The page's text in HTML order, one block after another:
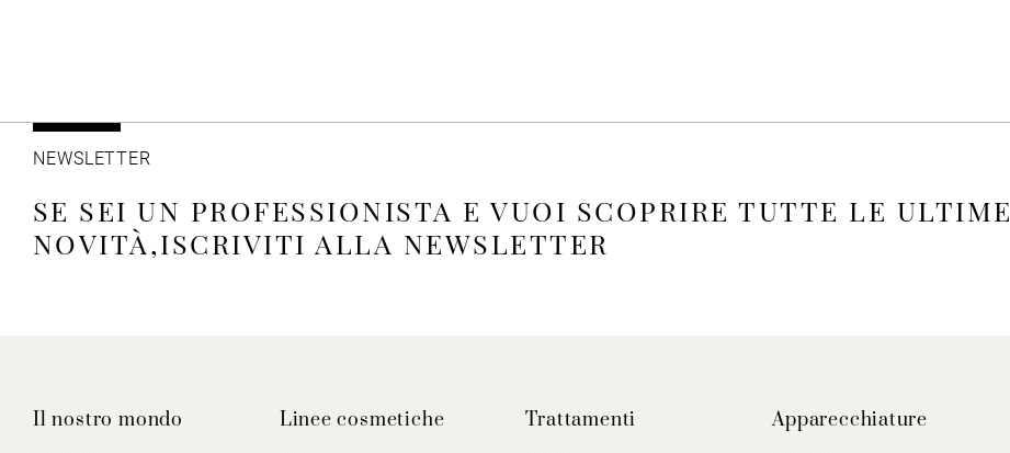
NEWSLETTER
SE SEI UN PROFESSIONISTA E VUOI SCOPRIRE TUTTE LE ULTIME
NOVITÀ,ISCRIVITI ALLA NEWSLETTER
Il nostro mondo Linee cosmetiche Trattamenti Apparecchiature